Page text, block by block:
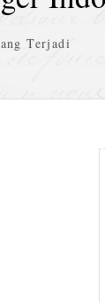
Terjadi